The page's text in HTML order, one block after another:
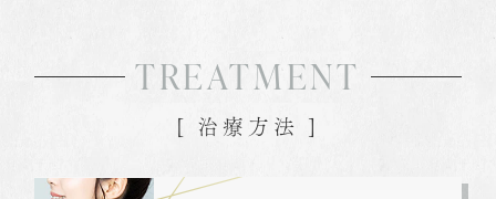
TREATMENT
[ 治療方法 ]